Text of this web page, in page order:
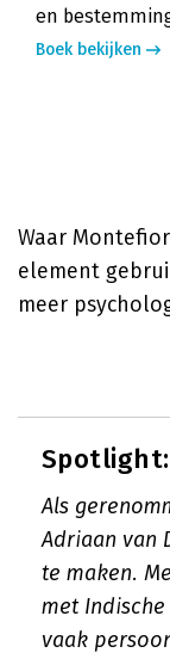
en
Boek bekijken
Waar
element
meer
Spotlight:
Als
Adriaan van
te maken.
met
vaak